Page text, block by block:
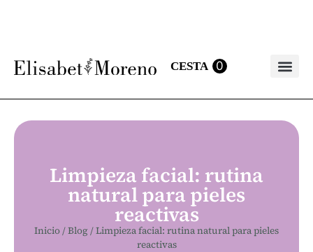
0
Limpieza facial: rutina
natural para pieles
reactivas
Inicio /Blog /Limpieza facial: rutina natural para pieles
reactivas